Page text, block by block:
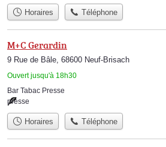
Horaires Téléphone
M+C Gerardin
9 Rue de Bâle, 68600 Neuf-Brisach
Ouvert jusqu'à 18h30
Bar Tabac Presse
presse
Horaires Téléphone